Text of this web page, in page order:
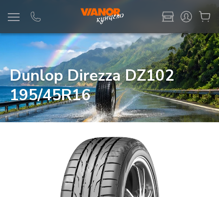
Dunlop Direzza DZ102
195/45R16
Информация Фото товара